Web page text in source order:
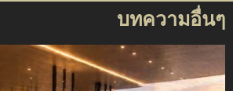
บทความอื่นๆ